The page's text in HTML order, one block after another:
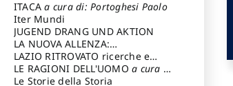
dedicata alla cultura della
conservazione d’arte
Fondazione Paola Droghetti onlus
ITACAa cura di: Portoghesi Paolo
Iter Mundi
JUGEND DRANG UND AKTION
LA NUOVA ALLENZA:
ARCHITETTURA & AMBIENTE
LAZIO RITROVATO ricerche e
restauri
LE RAGIONI DELL'UOMOa cura di:
Lombardi Satriani Luigi
Le Storie della Storia